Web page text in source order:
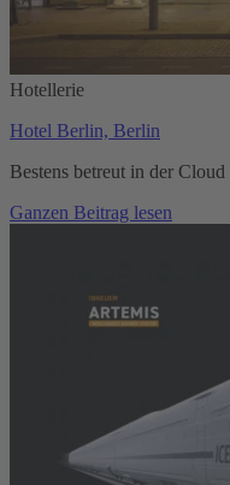
Hotellerie
Hotel Berlin, Berlin
Bestens betreut in der Cloud
Ganzen Beitrag lesen